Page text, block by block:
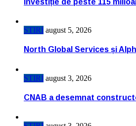
STIRI august 5, 2026
North Global Services și
STIRI august 3, 2026
CNAB a desemnat